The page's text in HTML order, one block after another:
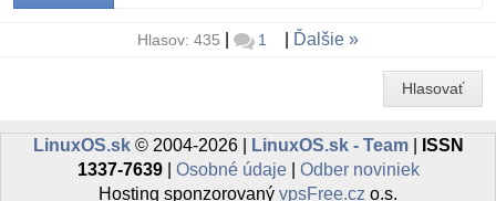
Hlasov: 435 1 Ďalšie
Hlasovať
LinuxOS.sk© 2004-2026 | LinuxOS.sk - Team|
ISSN
1337-7639| Osobné údaje| Odber noviniek
Hosting sponzorovaný vpsFree.cz o.s.